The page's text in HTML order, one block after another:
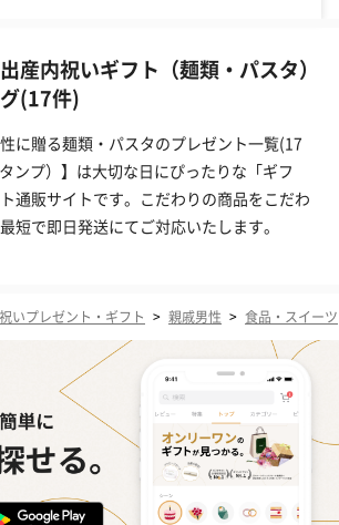
産内祝いギフト（麺類・パスタ）
(17件)
に贈る麺類・パスタのプレゼント一覧(17
ンプ）】は大切な日にぴったりな「ギフ
通販サイトです。こだわりの商品をこだわ
短で即日発送にてご対応いたします。
いプレゼント・ギフト > 親戚男性 > 食品・スイーツ